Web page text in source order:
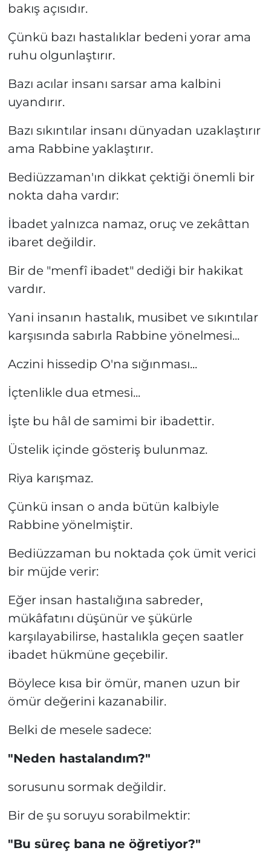
bakış açısıdır.
Çünkü bazı hastalıklar bedeni yorar ama
ruhu olgunlaştırır.
Bazı acılar insanı sarsar ama kalbini
uyandırır.
Bazı sıkıntılar insanı dünyadan uzaklaştırır
ama Rabbine yaklaştırır.
Bediüzzaman'ın dikkat çektiği önemli bir
nokta daha vardır:
İbadet yalnızca namaz, oruç ve zekâttan
ibaret değildir.
Bir de "menfî ibadet" dediği bir hakikat
vardır.
Yani insanın hastalık, musibet ve sıkıntılar
karşısında sabırla Rabbine yönelmesi...
Aczini hissedip O'na sığınması...
İçtenlikle dua etmesi...
İşte bu hâl de samimi bir ibadettir.
Üstelik içinde gösteriş bulunmaz.
Riya karışmaz.
Çünkü insan o anda bütün kalbiyle
Rabbine yönelmiştir.
Bediüzzaman bu noktada çok ümit verici
bir müjde verir:
Eğer insan hastalığına sabreder,
mükâfatını düşünür ve şükürle
karşılayabilirse, hastalıkla geçen saatler
ibadet hükmüne geçebilir.
Böylece kısa bir ömür, manen uzun bir
ömür değerini kazanabilir.
Belki de mesele sadece:
"Neden hastalandım?"
sorusunu sormak değildir.
Bir de şu soruyu sorabilmektir:
"Bu süreç bana ne öğretiyor?"